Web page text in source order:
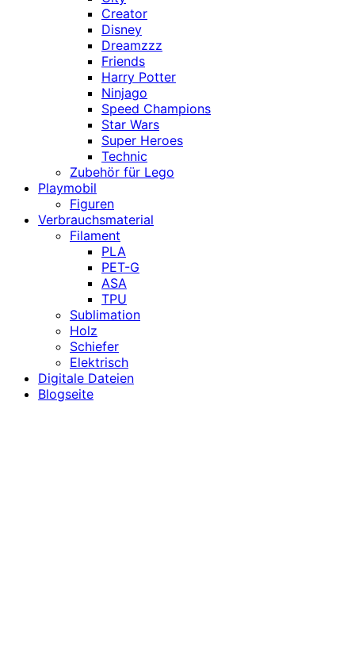
Creator
Disney
Dreamzzz
Friends
Harry Potter
Ninjago
Speed Champions
Star Wars
Super Heroes
Technic
Zubehör für Lego
Playmobil
Figuren
Verbrauchsmaterial
Filament
PLA
PET-G
ASA
TPU
Sublimation
Holz
Schiefer
Elektrisch
Digitale Dateien
Blogseite